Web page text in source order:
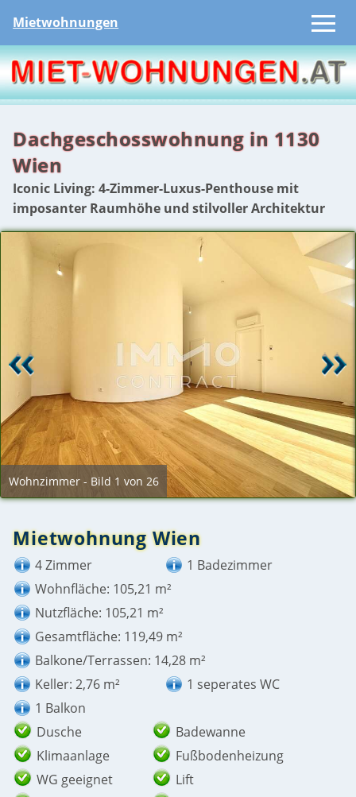
Mietwohnungen
Dachgeschosswohnung in 1130
Wien
Iconic Living: 4-Zimmer-Luxus-Penthouse mit
imposanter Raumhöhe und stilvoller Architektur
Wohnzimmer - Bild 1 von 26
Mietwohnung Wien
4 Zimmer
1 Badezimmer
Wohnfläche: 105,21 m²
Nutzfläche: 105,21 m²
Gesamtfläche: 119,49 m²
Balkone/Terrassen: 14,28 m²
Keller: 2,76 m²
1 seperates WC
1 Balkon
Dusche
Badewanne
Klimaanlage
Fußbodenheizung
WG geeignet
Lift